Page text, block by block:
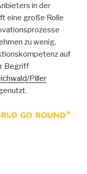
in der
eine große Rolle
zu wenig,
auf
Begriff
Piller